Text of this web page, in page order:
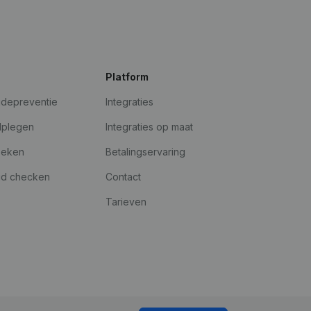
checken
Platform
Integraties
Integraties op maat
Betalingservaring
Contact
Tarieven